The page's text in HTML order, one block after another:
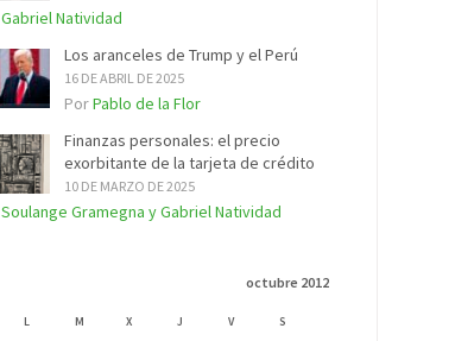
Gabriel Natividad
Los aranceles de Trump y el Perú
16 DE ABRIL DE 2025
PorPablo de la Flor
Finanzas personales: el precio
exorbitante de la tarjeta de crédito
10 DE MARZO DE 2025
Soulange Gramegna y Gabriel Natividad
octubre 2012
L M X J V S